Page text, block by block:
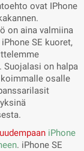
ovat IPhone
on aina valmiina
SE kuoret,
Suojalasi on halpa
osalle
iPhone
. iPhone SE